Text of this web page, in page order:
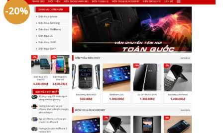
-20%